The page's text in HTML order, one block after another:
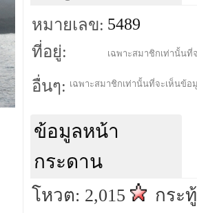
หมายเลข: 5489
ที่อยู่:
เฉพาะสมาชิกเท่านั้นที่
อื่นๆ: เฉพาะสมาชิกเท่านั้นที่จะเห็นข้อ
ข้อมูลหน้า
กระดาน
โหวต: 2,015
กระ